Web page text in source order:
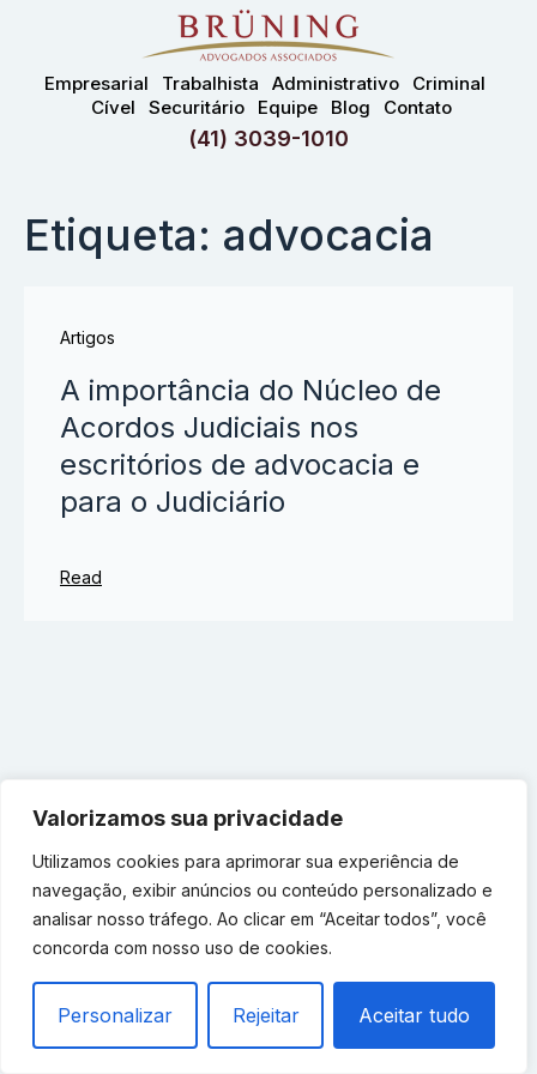
Valorizamos sua privacidade
Utilizamos cookies para aprimorar sua experiência de
navegação, exibir anúncios ou conteúdo personalizado e
analisar nosso tráfego. Ao clicar em “Aceitar todos”, você
concorda com nosso uso de cookies.
Personalizar Rejeitar Aceitar tudo
Empresarial Trabalhista Administrativo
Criminal
Cível
Securitário Equipe Blog Contato
(41) 3039-1010
Etiqueta: advocacia
Artigos
A importância do Núcleo de
Acordos Judiciais nos
escritórios de advocacia e
para o Judiciário
Read